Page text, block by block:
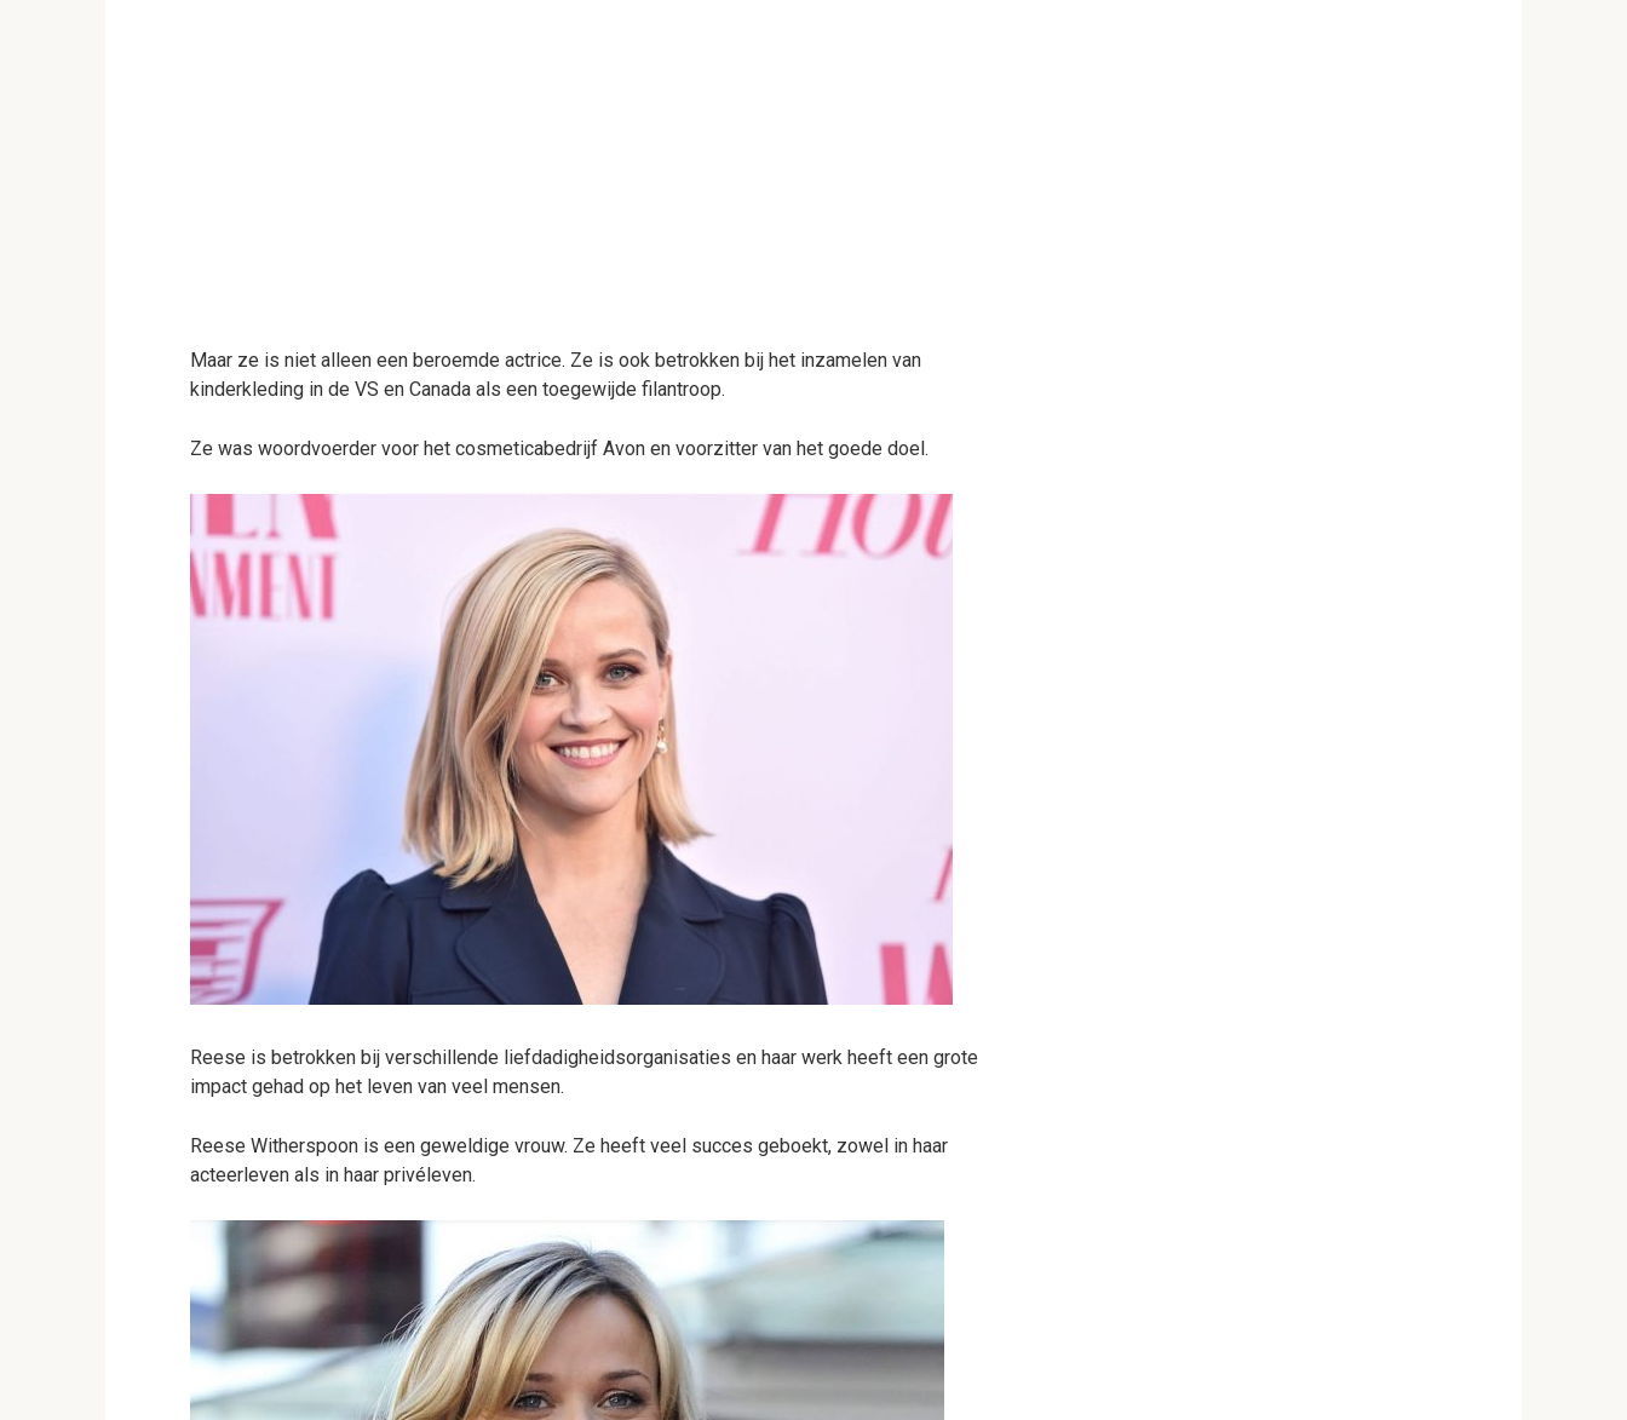
Maar ze is niet alleen een beroemde actrice. Ze is ook betrokken bij het inzamelen van
kinderkleding in de VS en Canada als een toegewijde filantroop.
Ze was woordvoerder voor het cosmeticabedrijf Avon en voorzitter van het goede doel.
Reese is betrokken bij verschillende liefdadigheidsorganisaties en haar werk heeft een grote
impact gehad op het leven van veel mensen.
Reese Witherspoon is een geweldige vrouw. Ze heeft veel succes geboekt, zowel in haar
acteerleven als in haar privéleven.